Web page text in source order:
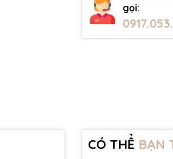
gọi:
CÓ THỂ BẠN